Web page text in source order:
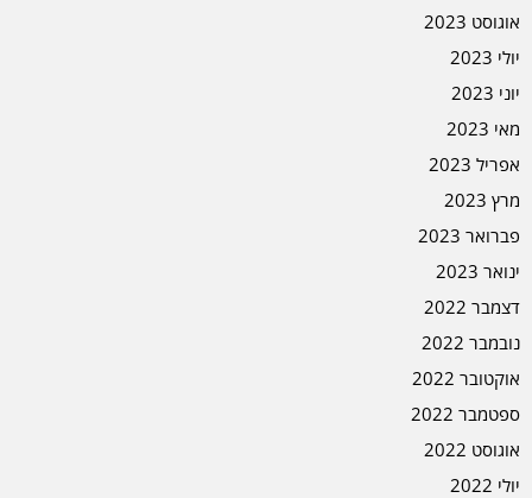
אוגוסט 2023
יולי 2023
יוני 2023
מאי 2023
אפריל 2023
מרץ 2023
פברואר 2023
ינואר 2023
דצמבר 2022
נובמבר 2022
אוקטובר 2022
ספטמבר 2022
אוגוסט 2022
יולי 2022